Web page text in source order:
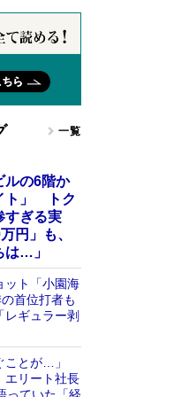
一覧
ルの6階か
ト」 トク
すぎる実
円」も、
は…」
ット「小園海
首位打者も
ギュラー剥
ことが…」
エリート社長